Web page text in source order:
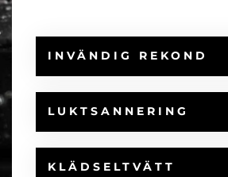
INVÄNDIG REKOND
LUKTSANNERING
KLÄDSELTVÄTT